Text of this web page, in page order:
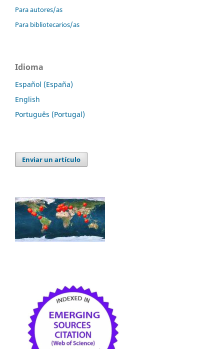
Para autores/as
Para bibliotecarios/as
Idioma
Español (España)
English
Português (Portugal)
Enviar un artículo